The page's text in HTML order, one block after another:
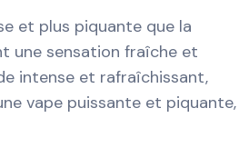
et plus piquante que la
une sensation fraîche et
intense et rafraîchissant,
vape puissante et piquante,